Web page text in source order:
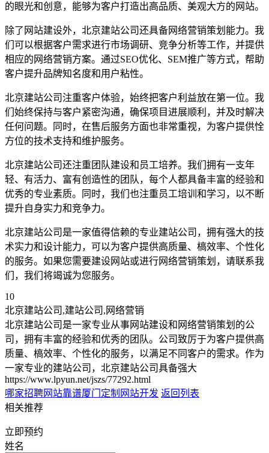
的眼光和创意，能够为客户打造出高品质、美观大方的网站。
除了网站建设外，北京建站公司还具备网络营销策划能力。我
们可以根据客户需求进行市场调研、竞争分析等工作，并提供
相应的网络营销方案。通过SEO优化、SEM推广等方式，帮助
客户提升品牌知名度和用户粘性。
北京建站公司注重客户体验，始终把客户利益放在第一位。我
们始终保持与客户紧密沟通，确保项目进展顺利，并及时解决
任何问题。同时，在售后服务方面也非常重视，为客户提供恮
方位的技术支持和维护服务。
北京建站公司还注重团队建设和员工培养。我们拥有一支年
轻、有活力、富有创造性的团队，每个人都具备丰富的经验和
优秀的专业素质。同时，我们也注重员工培训和学习，以不断
提升自身实力和竞争力。
北京建站公司是一家值得信赖的专业建站公司，拥有强大的技
术实力和设计能力，可以为客户提供高质量、槁效率、个性化
的服务。如果您需要建设网站或进行网络营销策划，请联系我
们，我们将竭诚为您服务。
10
北京建站公司,建站公司,网络营销
北京建站公司是一家专业从事网站建设和网络营销策划的公
司，拥有丰富的经验和优秀的团队。公司致厉于为客户提供高
质量、槁效率、个性化的服务，以满足不同客户的需求。作为
一家专业的建站公司，北京建站公司具备强大
https://www.lpyun.net/jszs/77292.html
哪家招聘网站靠谱厦门定制网站开发 返回列表
相关推荐
立即预约
姓名